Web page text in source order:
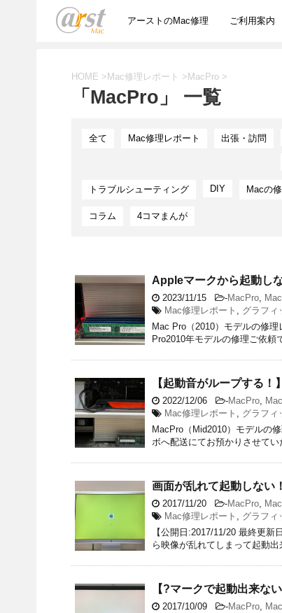
アーストのMac修理 ご利用案内
HOME > Mac修理レポート > MacPro >
「MacPro」 一覧
全て Mac修理レポート 出張・訪問
トラブルシューティング DIY Macの
コラム 4コマまんが
Appleマークから起動し
2023/11/15 -MacPro,
Mac修理レポート , グラフィ
Mac Pro（2010）モデルの修
Pro2010年モデルの修理ご依
【起動音がループする
2022/12/06 -MacPro,
Mac修理レポート , グラフィ
MacPro（Mid2010）モデルの
ボへ配送にてお預かりさせて
画面が乱れて起動しない
2017/11/20 -MacPro,
Mac修理レポート , グラフィ
【公開日:2017/11/20 最終更
ら映像が乱れてしまって起動
【?マークで起動出来な
2017/10/09 -MacPro,